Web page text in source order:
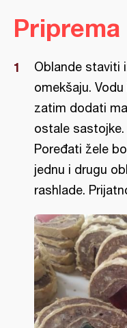
Priprema
Oblande staviti
omekšaju.
zatim dodati
ostale
Poređati žele
jednu i drugu
rashlade.